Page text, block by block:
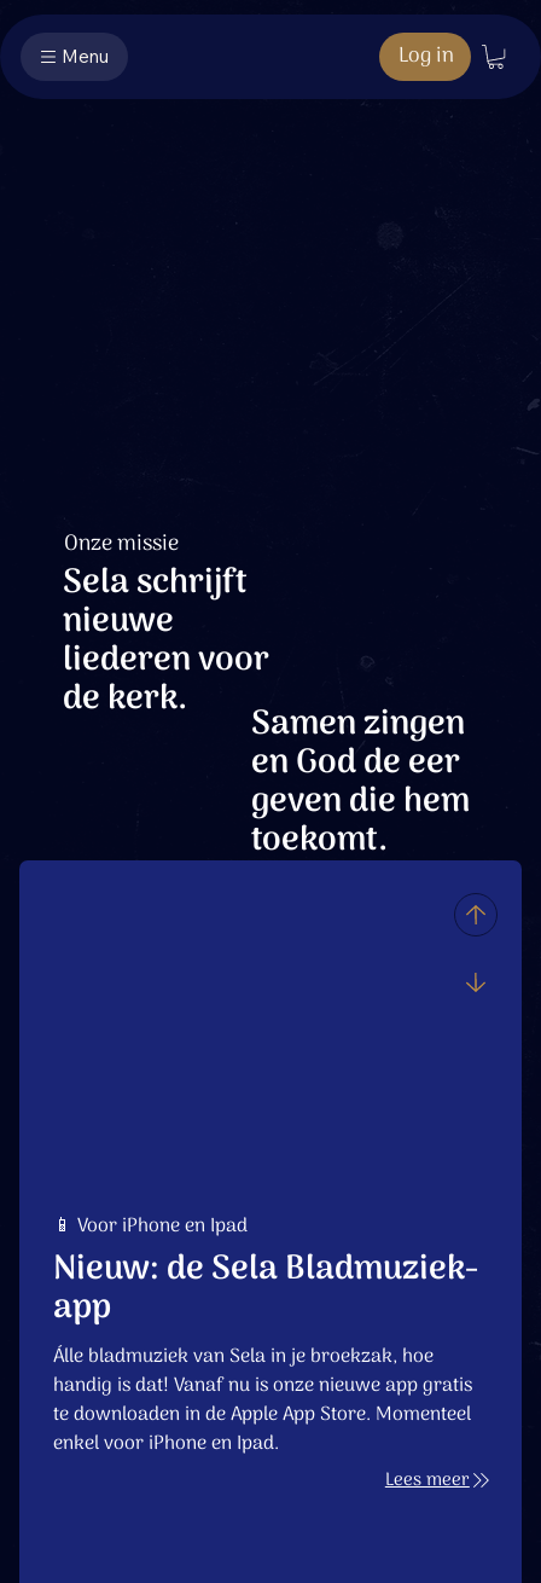
Menu Log in
Samen zingen
en God de eer
geven die hem
toekomt.
Onze missie
Sela schrijft
nieuwe
liederen voor
de kerk.
📱 Voor iPhone en Ipad
Nieuw: de Sela Bladmuziek-
app
Álle bladmuziek van Sela in je broekzak, hoe
handig is dat! Vanaf nu is onze nieuwe app gratis
te downloaden in de Apple App Store. Momenteel
enkel voor iPhone en Ipad.
Lees meer